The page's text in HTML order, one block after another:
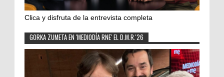
Clica y disfruta de la entrevista completa
GORKA ZUMETA EN 'MEDIODÍA RNE' EL D.M.R.'26